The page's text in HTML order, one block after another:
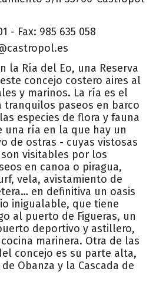
- Fax: 985 635 058
la Ría del Eo, una Reserva
concejo costero aires al
y marinos. La ría es el
tranquilos paseos en barco
especies de flora y fauna
una ría en la que hay un
de ostras - cuyas vistosas
visitables por los
en canoa o piragua,
vela, avistamiento de
en definitiva un oasis
inigualable, que tiene
al puerto de Figueras, un
deportivo y astillero,
marinera. Otra de las
concejo es su parte alta,
Obanza y la Cascada de